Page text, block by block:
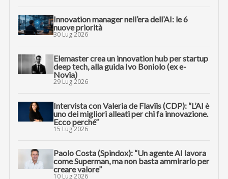
Innovation manager nell’era dell’AI: le 6
nuove priorità
30 Lug 2026
Elemaster crea un innovation hub per startup
deep tech, alla guida Ivo Boniolo (ex e-
Novia)
29 Lug 2026
Intervista con Valeria de Flaviis (CDP): “L’AI è
uno dei migliori alleati per chi fa innovazione.
Ecco perché”
15 Lug 2026
Paolo Costa (Spindox): “Un agente AI lavora
come Superman, ma non basta ammirarlo per
creare valore”
10 Lug 2026